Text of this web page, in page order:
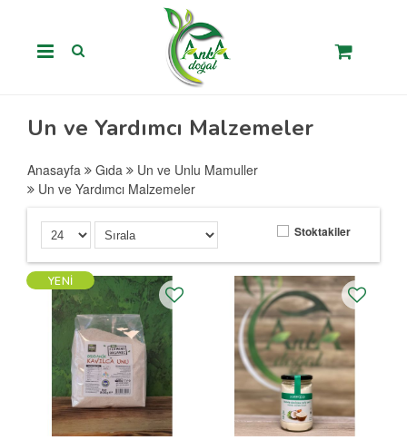
Un ve Yardımcı Malzemeler
Anasayfa Gıda
Un ve Unlu Mamuller
Un ve Yardımcı Malzemeler
Stoktakiler
YENI